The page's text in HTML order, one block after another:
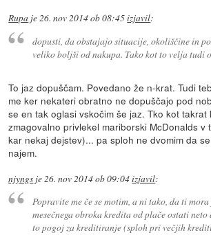
Rupa je26. nov 2014 ob 08:45izjavil:
dopusti, da obstajajo situacije, okoliščine in
veliko boljši od nakupa. Tako kot to velja tudi
To jaz dopuščam. Povedano že n-krat. Tudi
me ker nekateri obratno ne dopuščajo pod
se en tak oglasi vskočim še jaz. Tko kot takrat
zmagovalno privlekel mariborski McDonalds v
kar nekaj dejstev)... pa sploh ne dvomim da
najem.
njyngs je26. nov 2014 ob 09:04izjavil:
Popravite me če se motim, a ni tako, da ti
mesečnega obroka kredita od plače ostatineto
to pogoj za kreditiranje (sploh pri večjih